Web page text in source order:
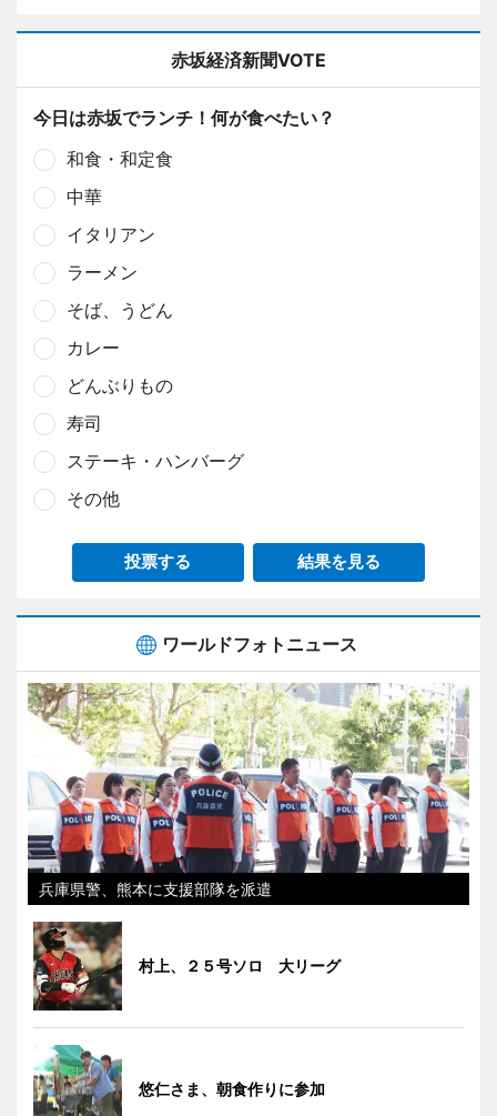
赤坂経済新聞VOTE
今日は赤坂でランチ！何が食べたい？
和食・和定食
中華
イタリアン
ラーメン
そば、うどん
カレー
どんぶりもの
寿司
ステーキ・ハンバーグ
その他
投票する 結果を見る
ワールドフォトニュース
兵庫県警、熊本に支援部隊を派遣
村上、２５号ソロ 大リーグ
悠仁さま、朝食作りに参加